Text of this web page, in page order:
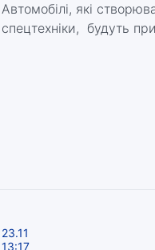
Автомобілі, які
спецтехніки, будуть
23.11
13:17